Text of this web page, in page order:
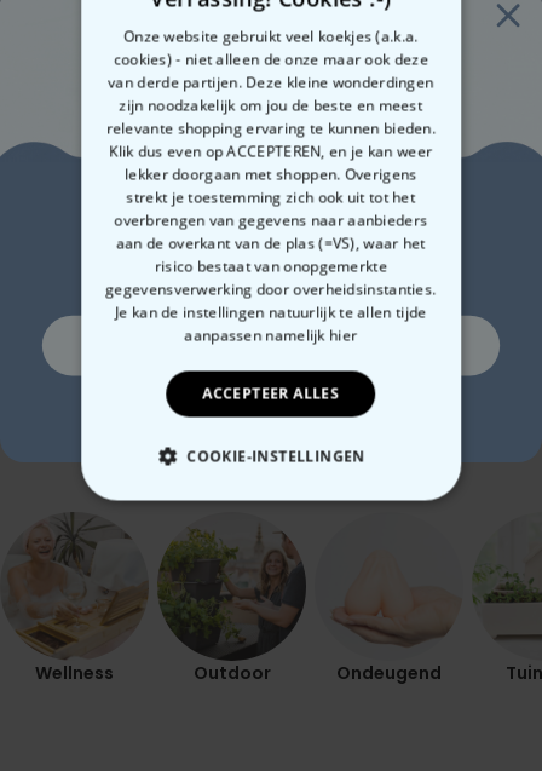
Stroomvoorziening via USB-kabel (meegeleverd) of
batterijvoeding (3x AA batterijen nodig, niet meegeleverd)
Materiaal: acryl (lamp), beukenhout (voet)
Voltage: invoer 4,5-5V; uitgangsvermogen: 2-2,5W
Totale afmetingen ca. 13,5 x 10,5 x 16,5 cm; lamp ca. 13,5 x 0,5 x
14,5 cm; voet ca. 3,5 cm hoog, diameter ca. 10,5 cm, opening
voor lamp ca. 8 x 0,5 x 1 cm USB-kabel ca. 100 cm lang;
verpakking ca. 23 x 16 x 5 cm
Gewicht totaal ca. 310 gram
Aangezien het om jouw eigen product gaat, kunnen wij het
helaas niet terugnemen, d.w.z. het is uitgesloten van het
herroepingsrecht
OPMERKING: Houtnerf varieert
Polaroid-look
Gepersonaliseerde
Geurhanger set van 2
Gepersonaliseerde
Sokken met Foto Gezicht
€ 19,99
Bekijk onze andere categorie met ongewone dingen
Wellness Outdoor Ondeugend
Onze website gebruikt veel koekjes (a.k.a.
cookies) - niet alleen de onze maar ook deze
van derde partijen. Deze kleine wonderdingen
zijn noodzakelijk om jou de beste en meest
relevante shopping ervaring te kunnen bieden.
Klik dus even op ACCEPTEREN, en je kan weer
lekker doorgaan met shoppen. Overigens
strekt je toestemming zich ook uit tot het
overbrengen van gegevens naar aanbieders
aan de overkant van de plas (=VS), waar het
risico bestaat van onopgemerkte
gegevensverwerking door overheidsinstanties.
Je kan de instellingen natuurlijk te allen tijde
aanpassen namelijk hier
ACCEPTEER ALLES
COOKIE-INSTELLINGEN
PERFORMANCE
MARKETING OVERIGE
Zin in
10% korting?
Ja, graag!
Nee, ik ben geen fan van korting